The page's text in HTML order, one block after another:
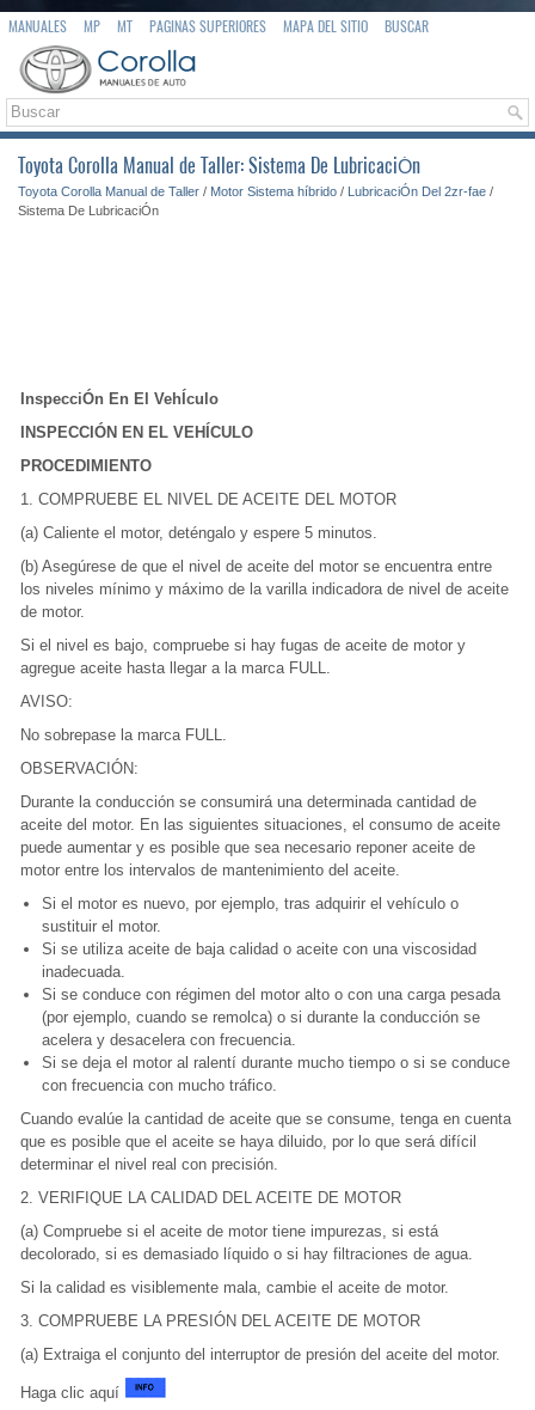
MANUALES MP MT PAGINAS SUPERIORES MAPA DEL SITIO BUSCAR
Toyota Corolla Manual de Taller: Sistema De LubricaciÓn
Toyota Corolla Manual de Taller / Motor Sistema híbrido / LubricaciÓn Del 2zr-fae /
Sistema De LubricaciÓn
InspecciÓn En El VehÍculo
INSPECCIÓN EN EL VEHÍCULO
PROCEDIMIENTO
1. COMPRUEBE EL NIVEL DE ACEITE DEL MOTOR
(a) Caliente el motor, deténgalo y espere 5 minutos.
(b) Asegúrese de que el nivel de aceite del motor se encuentra entre
los niveles mínimo y máximo de la varilla indicadora de nivel de aceite
de motor.
Si el nivel es bajo, compruebe si hay fugas de aceite de motor y
agregue aceite hasta llegar a la marca FULL.
AVISO:
No sobrepase la marca FULL.
OBSERVACIÓN:
Durante la conducción se consumirá una determinada cantidad de
aceite del motor. En las siguientes situaciones, el consumo de aceite
puede aumentar y es posible que sea necesario reponer aceite de
motor entre los intervalos de mantenimiento del aceite.
Si el motor es nuevo, por ejemplo, tras adquirir el vehículo o
sustituir el motor.
Si se utiliza aceite de baja calidad o aceite con una viscosidad
inadecuada.
Si se conduce con régimen del motor alto o con una carga pesada
(por ejemplo, cuando se remolca) o si durante la conducción se
acelera y desacelera con frecuencia.
Si se deja el motor al ralentí durante mucho tiempo o si se conduce
con frecuencia con mucho tráfico.
Cuando evalúe la cantidad de aceite que se consume, tenga en cuenta
que es posible que el aceite se haya diluido, por lo que será difícil
determinar el nivel real con precisión.
2. VERIFIQUE LA CALIDAD DEL ACEITE DE MOTOR
(a) Compruebe si el aceite de motor tiene impurezas, si está
decolorado, si es demasiado líquido o si hay filtraciones de agua.
Si la calidad es visiblemente mala, cambie el aceite de motor.
3. COMPRUEBE LA PRESIÓN DEL ACEITE DE MOTOR
(a) Extraiga el conjunto del interruptor de presión del aceite del motor.
Haga clic aquí